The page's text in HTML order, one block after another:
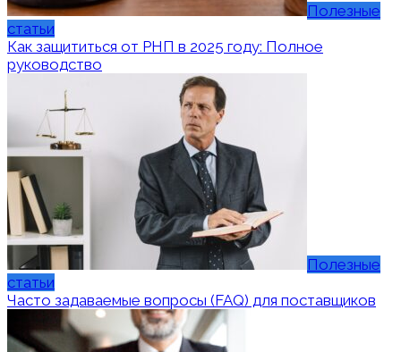
Полезные
статьи
Как защититься от РНП в 2025 году: Полное
руководство
Полезные
статьи
Часто задаваемые вопросы (FAQ) для поставщиков